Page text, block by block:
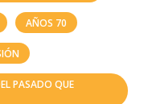
AÑOS 70
PASADO QUE